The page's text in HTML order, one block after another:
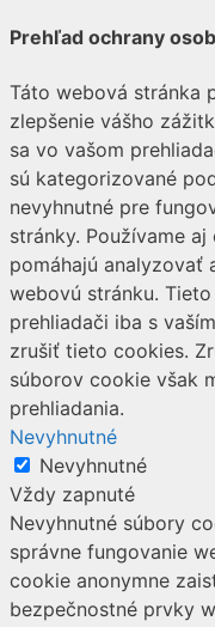
Prehľad ochrany
Táto webová stránka
zlepšenie vášho
sa vo vašom
sú kategorizované
nevyhnutné pre
stránky. Používame
pomáhajú
webovú stránku.
prehliadači iba s
zrušiť tieto cookies.
súborov cookie však
prehliadania.
Nevyhnutné
Nevyhnutné
Vždy zapnuté
Nevyhnutné súbory
správne fungovanie
cookie anonymne
bezpečnostné prvky